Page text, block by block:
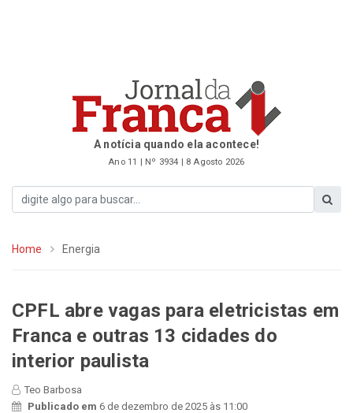
A notícia quando ela acontece!
Ano 11 | Nº 3934 | 8 Agosto 2026
Home Energia
CPFL abre vagas para eletricistas em
Franca e outras 13 cidades do
interior paulista
Teo Barbosa
Publicado em 6 de dezembro de 2025 às 11:00